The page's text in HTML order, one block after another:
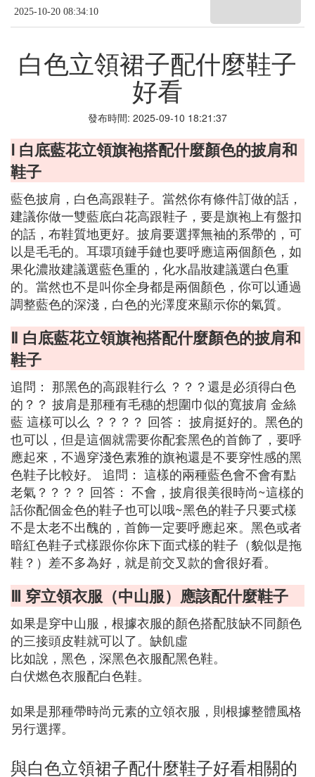
2025-10-20 08:34:10
白色立領裙子配什麼鞋子
好看
發布時間: 2025-09-10 18:21:37
Ⅰ 白底藍花立領旗袍搭配什麼顏色的披肩和
鞋子
藍色披肩，白色高跟鞋子。當然你有條件訂做的話，
建議你做一雙藍底白花高跟鞋子，要是旗袍上有盤扣
的話，布鞋質地更好。披肩要選擇無袖的系帶的，可
以是毛毛的。耳環項鏈手鏈也要呼應這兩個顏色，如
果化濃妝建議選藍色重的，化水晶妝建議選白色重
的。當然也不是叫你全身都是兩個顏色，你可以通過
調整藍色的深淺，白色的光澤度來顯示你的氣質。
Ⅱ 白底藍花立領旗袍搭配什麼顏色的披肩和
鞋子
追問： 那黑色的高跟鞋行么 ？？？還是必須得白色
的？？ 披肩是那種有毛穗的想圍巾似的寬披肩 金絲
藍 這樣可以么 ？？？？ 回答： 披肩挺好的。黑色的
也可以，但是這個就需要你配套黑色的首飾了，要呼
應起來，不過穿淺色素雅的旗袍還是不要穿性感的黑
色鞋子比較好。 追問： 這樣的兩種藍色會不會有點
老氣？？？？ 回答： 不會，披肩很美很時尚~這樣的
話你配個金色的鞋子也可以哦~黑色的鞋子只要式樣
不是太老不出醜的，首飾一定要呼應起來。黑色或者
暗紅色鞋子式樣跟你你床下面式樣的鞋子（貌似是拖
鞋？）差不多為好，就是前交叉款的會很好看。
Ⅲ 穿立領衣服（中山服）應該配什麼鞋子
如果是穿中山服，根據衣服的顏色搭配肢缺不同顏色
的三接頭皮鞋就可以了。缺飢虛
比如說，黑色，深黑色衣服配黑色鞋。
白伏燃色衣服配白色鞋。
如果是那種帶時尚元素的立領衣服，則根據整體風格
另行選擇。
與白色立領裙子配什麼鞋子好看相關的